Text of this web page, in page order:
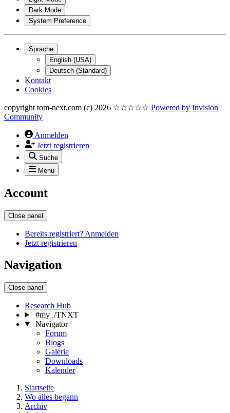
Dark Mode
System Preference
Sprache
English (USA)
Deutsch (Standard)
Kontakt
Cookies
copyright tom-next.com (c) 2026 ☆☆☆☆☆ Powered by Invision
Community
Anmelden
Jetzt registrieren
Suche
Menu
Account
Close panel
Bereits registriert? Anmelden
Jetzt registrieren
Navigation
Close panel
Research Hub
#my ./TNXT
Navigator
Forum
Blogs
Galerie
Downloads
Kalender
Startseite
Wo alles begann
Archiv